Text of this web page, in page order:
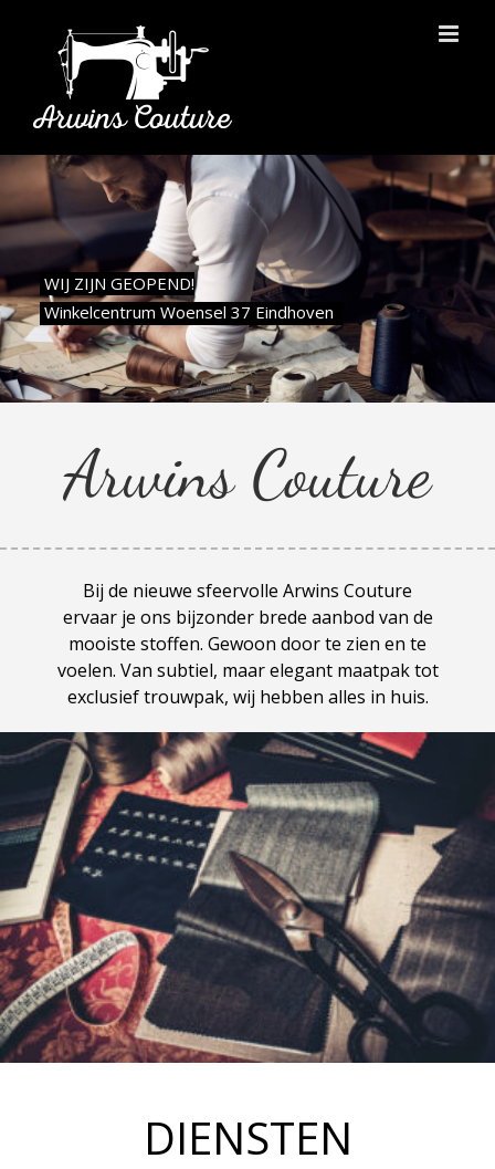
Winkelcentrum Woensel 37 Eindhoven
WIJ ZIJN GEOPEND!
Arwins Couture
Bij de nieuwe sfeervolle Arwins Couture
ervaar je ons bijzonder brede aanbod van de
mooiste stoffen. Gewoon door te zien en te
voelen. Van subtiel, maar elegant maatpak tot
exclusief trouwpak, wij hebben alles in huis.
DIENSTEN